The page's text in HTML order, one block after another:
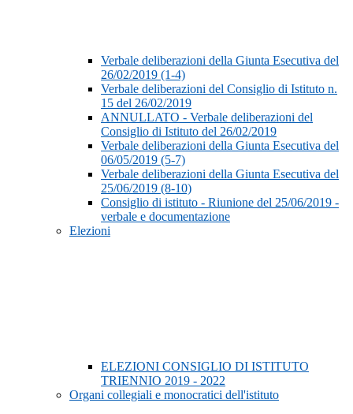
Verbale deliberazioni della Giunta Esecutiva del
26/02/2019 (1-4)
Verbale deliberazioni del Consiglio di Istituto n.
15 del 26/02/2019
ANNULLATO - Verbale deliberazioni del
Consiglio di Istituto del 26/02/2019
Verbale deliberazioni della Giunta Esecutiva del
06/05/2019 (5-7)
Verbale deliberazioni della Giunta Esecutiva del
25/06/2019 (8-10)
Consiglio di istituto - Riunione del 25/06/2019 -
verbale e documentazione
Elezioni
ELEZIONI CONSIGLIO DI ISTITUTO
TRIENNIO 2019 - 2022
Organi collegiali e monocratici dell'istituto